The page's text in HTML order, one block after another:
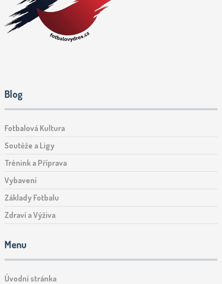
Blog
Fotbalová Kultura
Soutěže a Ligy
Trénink a Příprava
Vybavení
Základy Fotbalu
Zdraví a Výživa
Menu
Úvodní stránka